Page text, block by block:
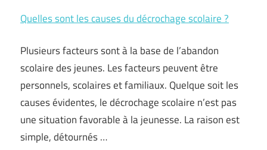
Quelles sont les causes du décrochage scolaire ?
Plusieurs facteurs sont à la base de l’abandon
scolaire des jeunes. Les facteurs peuvent être
personnels, scolaires et familiaux. Quelque soit les
causes évidentes, le décrochage scolaire n’est pas
une situation favorable à la jeunesse. La raison est
simple, détournés …